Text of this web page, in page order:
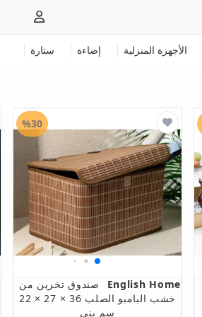
الأجهزة المنزلية إضاءة ستارة
English Home
صندوق تخزين من
خشب البامبو الصلب 36 × 27 × 22
سم بني
%30